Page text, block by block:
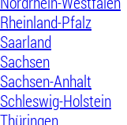
Rheinland-Pfalz
Saarland
Sachsen
Sachsen-Anhalt
Schleswig-Holstein